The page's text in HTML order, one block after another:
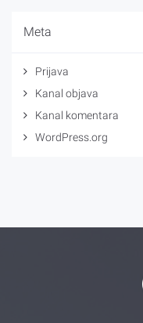
Meta
Prijava
Kanal objava
Kanal komentara
WordPress.org